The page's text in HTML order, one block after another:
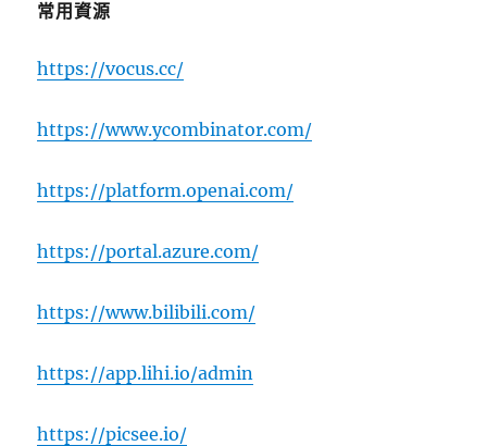
常用資源
https://vocus.cc/
https://www.ycombinator.com/
https://platform.openai.com/
https://portal.azure.com/
https://www.bilibili.com/
https://app.lihi.io/admin
https://picsee.io/